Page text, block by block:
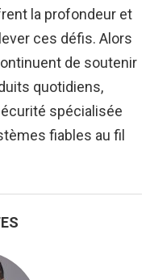
la profondeur et
ces défis. Alors
de soutenir
quotidiens,
spécialisée
fiables au fil